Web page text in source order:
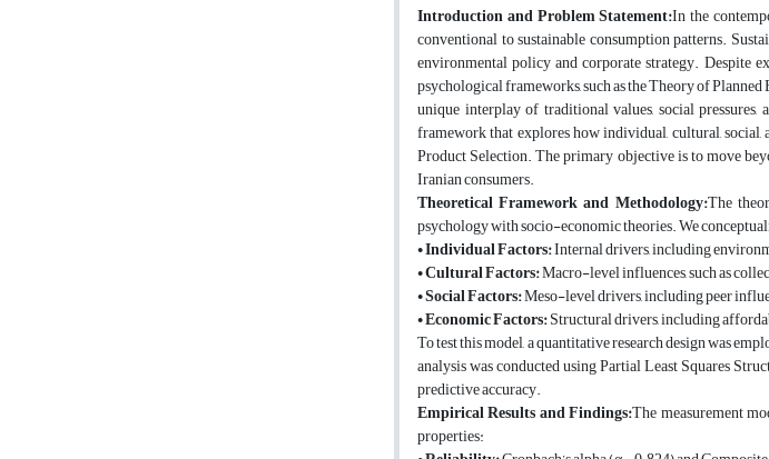
Introduction and Problem Statement:In the
conventional to sustainable consumption patterns.
environmental policy and corporate strategy. Despite
psychological frameworks, such as the Theory of
unique interplay of traditional values, social
framework that explores how individual, cultural,
Product Selection. The primary objective is to move
Iranian consumers.
Theoretical Framework and Methodology:The
psychology with socio-economic theories. We
•Individual Factors:Internal drivers, including
•Cultural Factors:Macro-level influences, such as
•Social Factors:Meso-level drivers, including peer
•Economic Factors:Structural drivers, including
To test this model, a quantitative research design was
analysis was conducted using Partial Least Squares
predictive accuracy.
Empirical Results and Findings:The measurement
properties: